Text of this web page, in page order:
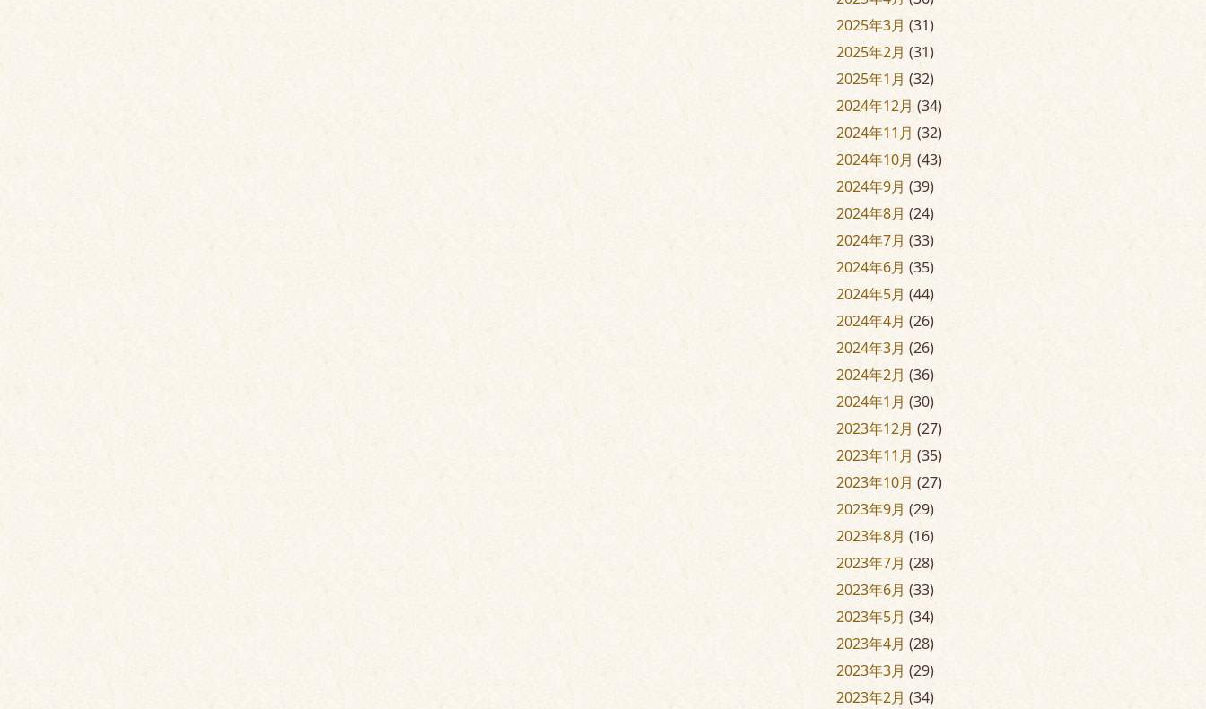
2025年3月 (31)
2025年2月 (31)
2025年1月 (32)
2024年12月 (34)
2024年11月 (32)
2024年10月 (43)
2024年9月 (39)
2024年8月 (24)
2024年7月 (33)
2024年6月 (35)
2024年5月 (44)
2024年4月 (26)
2024年3月 (26)
2024年2月 (36)
2024年1月 (30)
2023年12月 (27)
2023年11月 (35)
2023年10月 (27)
2023年9月 (29)
2023年8月 (16)
2023年7月 (28)
2023年6月 (33)
2023年5月 (34)
2023年4月 (28)
2023年3月 (29)
2023年2月 (34)